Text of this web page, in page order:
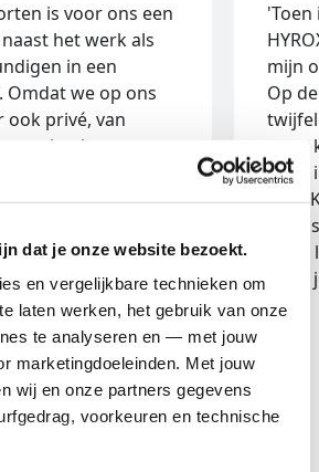
dat je onze website bezoekt.
en vergelijkbare technieken om
laten werken, het gebruik van onze
te analyseren en — met jouw
marketingdoeleinden. Met jouw
wij en onze partners gegevens
voorkeuren en technische
is voor ons een
het werk als
in een
Omdat we op ons
ook privé, van
wat kanker met
kanker.'
mijn
Op
zette
voor
1 van 2